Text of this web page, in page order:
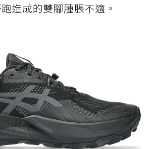
造成的雙腳腫脹不適。